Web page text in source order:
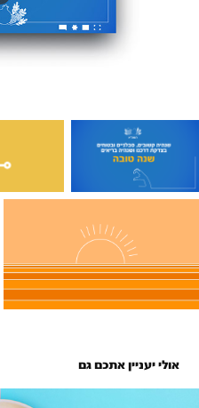
אולי יעניין אתכם גם